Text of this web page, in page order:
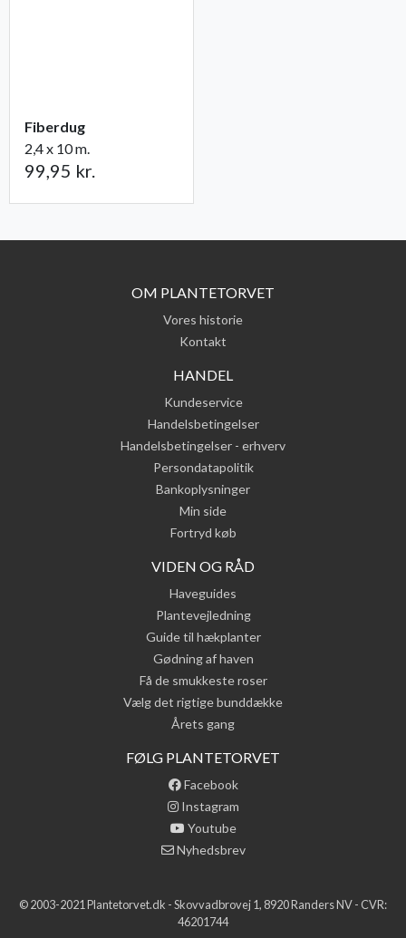
Fiberdug
2,4 x 10 m.
99,95 kr.
OM PLANTETORVET
Vores historie
Kontakt
HANDEL
Kundeservice
Handelsbetingelser
Handelsbetingelser - erhverv
Persondatapolitik
Bankoplysninger
Min side
Fortryd køb
VIDEN OG RÅD
Haveguides
Plantevejledning
Guide til hækplanter
Gødning af haven
Få de smukkeste roser
Vælg det rigtige bunddække
Årets gang
FØLG PLANTETORVET
Facebook
Instagram
Youtube
Nyhedsbrev
© 2003-2021 Plantetorvet.dk - Skovvadbrovej 1, 8920 Randers NV - CVR:
46201744